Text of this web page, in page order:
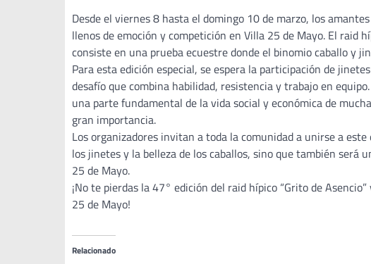
Desde el viernes 8 hasta el domingo 10 de marzo, los
llenos de emoción y competición en Villa 25 de Mayo. El
consiste en una prueba ecuestre donde el binomio caballo y
Para esta edición especial, se espera la participación de
desafío que combina habilidad, resistencia y trabajo en
una parte fundamental de la vida social y económica de
gran importancia.
Los organizadores invitan a toda la comunidad a unirse a
los jinetes y la belleza de los caballos, sino que también
25 de Mayo.
¡No te pierdas la 47° edición del raid hípico “Grito de
25 de Mayo!
Relacionado